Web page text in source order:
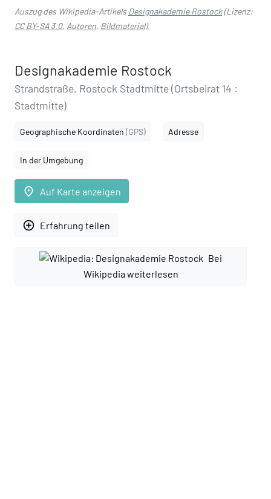
Auszug des Wikipedia-ArtikelsDesignakademie Rostock(Lizenz:
CC BY-SA 3.0, Autoren, Bildmaterial).
Designakademie Rostock
Strandstraße, Rostock Stadtmitte (Ortsbeirat 14 :
Stadtmitte)
Geographische Koordinaten (GPS) Adresse
In der Umgebung
place Auf Karte anzeigen
add_circle_outline Erfahrung teilen
Bei
Wikipedia weiterlesen